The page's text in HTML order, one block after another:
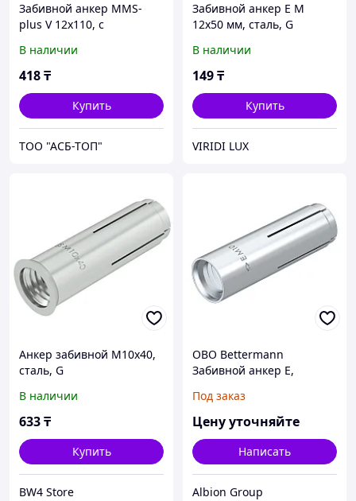
Забивной анкер MMS-
plus V 12x110, с
В наличии
418₸
Купить
ТОО "АСБ-ТОП"
Забивной анкер E M
12x50 мм, сталь, G
В наличии
149₸
Купить
VIRIDI LUX
Анкер забивной М10х40,
сталь, G
В наличии
633₸
Купить
BW4 Store
OBO Bettermann
Забивной анкер E,
Под заказ
Цену уточняйте
Написать
Albion Group